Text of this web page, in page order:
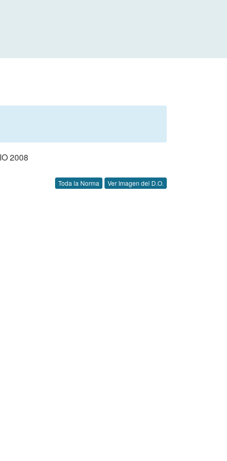
2008
Toda la Norma Ver Imagen del D.O.